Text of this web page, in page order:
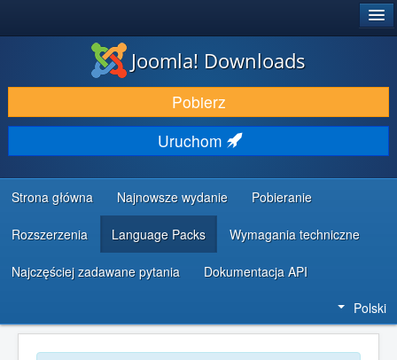
DODATKI I ROZSZERZENIA
ODKRYJ & POZNAJ
SPOŁECZNOŚĆ & WSPARCIE
ZASOBY DLA PROGRAMISTÓW
Joomla! Downloads
Pobierz
Uruchom
Strona główna Najnowsze wydanie Pobieranie
Rozszerzenia Language Packs Wymagania techniczne
Najczęściej zadawane pytania Dokumentacja API
Polski